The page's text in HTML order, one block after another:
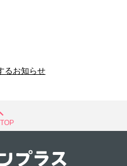
るお知らせ